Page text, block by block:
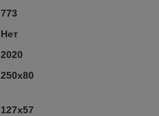
773
Нет
2020
250х80
127х57